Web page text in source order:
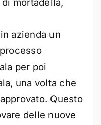
azienda un
per poi
una volta che
Questo
delle nuove